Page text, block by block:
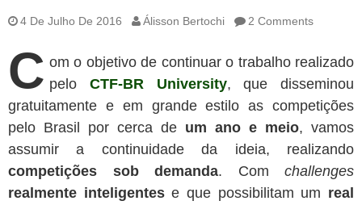
4 De Julho De 2016 Álisson Bertochi 2 Comments
C om o objetivo de continuar o trabalho realizado
pelo CTF-BR University, que disseminou
gratuitamente e em grande estilo as competições
pelo Brasil por cerca de um ano e meio, vamos
assumir a continuidade da ideia, realizando
competições sob demanda. Com challenges
realmente inteligentese que possibilitam um real